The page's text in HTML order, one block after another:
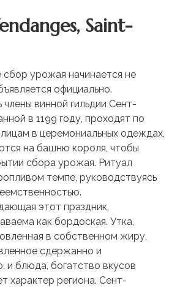
Saint-
урожая начинается не
официально.
винной гильдии Сент-
в 1199 году, проходят по
в церемониальных одеждах,
на башню короля, чтобы
сбора урожая. Ритуал
темпе, руководствуясь
этот праздник,
как бордоская. Утка,
в собственном жиру,
сдержанно и
и блюда, богатство вкусов
характер региона. Сент-